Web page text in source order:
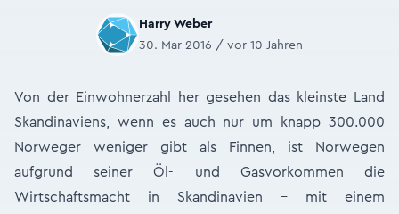
Harry Weber
30. Mar 2016 / vor 10 Jahren
Von der Einwohnerzahl her gesehen das kleinste Land
Skandinaviens, wenn es auch nur um knapp 300.000
Norweger weniger gibt als Finnen, ist Norwegen
aufgrund seiner Öl- und Gasvorkommen die
Wirtschaftsmacht in Skandinavien - mit einem